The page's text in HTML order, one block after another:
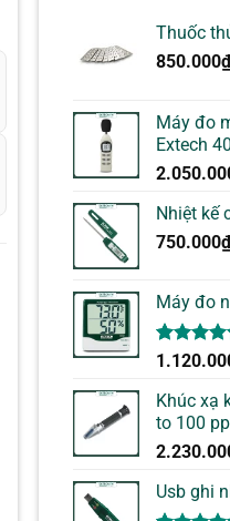
Thuốc
850.000₫
Máy đo
Extech
Nhiệt kế
750.000₫
Máy đo
5.00trên
1
đánh giá
Khúc xạ
to 100
Usb ghi